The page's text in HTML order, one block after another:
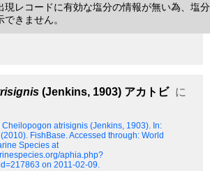
現レコードに有効な塩分の情報が無い為、塩
できません。
(Jenkins, 1903) アカトビ に
Cheilopogon atrisignis (Jenkins, 1903). In:
FishBase. Accessed through: World
Species at
aphia.php?
on 2011-02-09.